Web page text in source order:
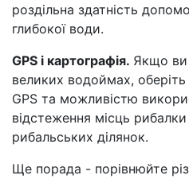
роздільна здатність
глибокої води.
GPS і картографія. Якщо ви
великих водоймах,
GPS та можливістю
відстеження місць
рибальських ділянок.
Ще порада - порівнюйте